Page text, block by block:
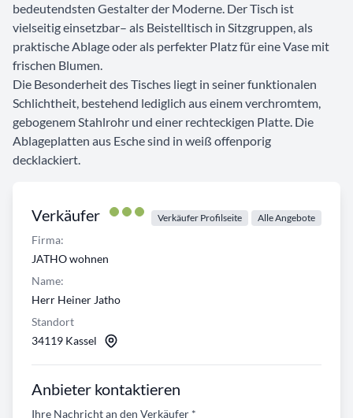
Verkäufer Verkäufer Profilseite Alle Angebote
Firma:
JATHO wohnen
Name:
Herr Heiner Jatho
Standort
34119 Kassel
Anbieter kontaktieren
Ihre Nachricht an den Verkäufer *
bedeutendsten Gestalter der Moderne. Der Tisch ist
vielseitig einsetzbar– als Beistelltisch in Sitzgruppen, als
praktische Ablage oder als perfekter Platz für eine Vase mit
frischen Blumen.
Die Besonderheit des Tisches liegt in seiner funktionalen
Schlichtheit, bestehend lediglich aus einem verchromtem,
gebogenem Stahlrohr und einer rechteckigen Platte. Die
Ablageplatten aus Esche sind in weiß offenporig
decklackiert.